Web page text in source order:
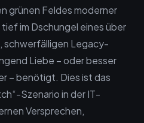
grünen Feldes moderner
im Dschungel eines über
schwerfälligen Legacy-
Liebe – oder besser
– benötigt. Dies ist das
Szenario in der IT-
Versprechen,